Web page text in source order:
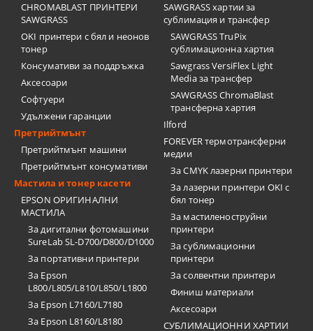
CHROMABLAST ПРИНТЕРИ
SAWGRASS
OKI принтери с бял и неонов
тонер
Консумативи за поддръжка
Аксесоари
Софтуери
Удължени гаранции
Претрийтмънт
Претрийтмънт машини
Претрийтмънт консумативи
Мастила и тонер касети
EPSON ОРИГИНАЛНИ
МАСТИЛА
За дигитални фотомашини
SureLab SL-D700/D800/D1000
За портативни принтери
За Epson
L800/L805/L810/L850/L1800
За Epson L7160/L7180
За Epson L8160/L8180
SAWGRASS хартии за
сублимация и трансфер
SAWGRASS TruPix
сублимационна хартия
Sawgrass VersiFlex Light
Media за трансфер
SAWGRASS ChromaBlast
трансферна хартия
Ilford
FOREVER термотрансферни
медии
За CMYK лазерни принтери
За лазерни принтери OKI с
бял тонер
За мастиленоструйни
принтери
За сублимационни
принтери
За солвентни принтери
Финиш материали
Аксесоари
СУБЛИМАЦИОННИ ХАРТИИ